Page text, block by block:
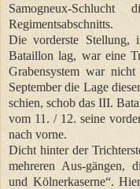
Samogneux-
Regimentsabschnitts.
Die vorderste Stellung,
Bataillon lag, war eine
Grabensystem war
September die Lage
schien, schob das III.
vom 11. / 12. seine
nach vorne.
Dicht hinter der
mehreren Aus-gängen,
und Kölnerkaserne“.